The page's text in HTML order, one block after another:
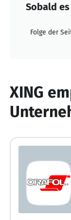
Sobald
Folge der
XING